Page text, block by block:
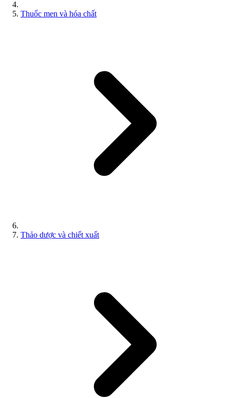
Thuốc men và hóa chất
Thảo dược và chiết xuất